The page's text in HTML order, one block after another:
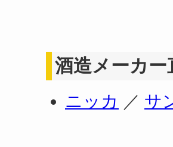
酒造メーカ
ニッカ ／ サ